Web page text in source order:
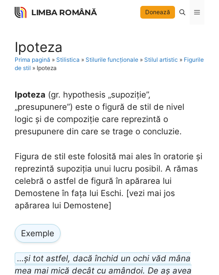
Skip
LIMBA ROMÂNĂ Donează Menu
Ipoteza
Prima pagină » Stilistica » Stilurile funcționale » Stilul artistic » Figurile
de stil » Ipoteza
Ipoteza (gr. hypothesis „supoziție”,
„presupunere”) este o figură de stil de nivel
logic și de compoziție care reprezintă o
presupunere din care se trage o concluzie.
Figura de stil este folosită mai ales în oratorie și
reprezintă supoziția unui lucru posibil. A rămas
celebră o astfel de figură în apărarea lui
Demostene în fața lui Eschi. [vezi mai jos
apărarea lui Demostene]
Exemple
…și tot astfel, dacă închid un ochi văd mâna
mea mai mică decât cu amândoi. De aș avea